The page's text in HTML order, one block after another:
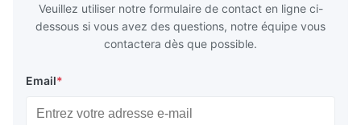
Veuillez utiliser notre formulaire de contact en ligne ci-
dessous si vous avez des questions, notre équipe vous
contactera dès que possible.
Email*